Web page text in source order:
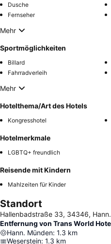
Dusche
Fernseher
Mehr
Sportmöglichkeiten
Billard
Fahrradverleih
Mehr
Hotelthema/Art des Hotels
Kongresshotel
Hotelmerkmale
LGBTQ+ freundlich
Reisende mit Kindern
Mahlzeiten für Kinder
Standort
Hallenbadstraße 33, 34346,
Entfernung von Trans World
Hann. Münden: 1.3 km
Weserstein: 1.3 km